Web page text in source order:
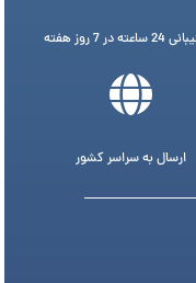
در 7 روز هفته
ارسال به سراسر کشور